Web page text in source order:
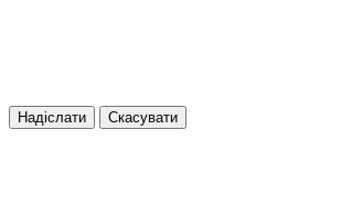
Надіслати Скасувати